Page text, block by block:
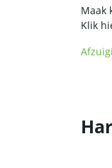
Maak
Klik